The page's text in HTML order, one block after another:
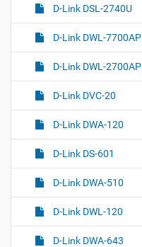
D-Link DSL-2740U
D-Link DWL-7700AP
D-Link DWL-2700AP
D-Link DVC-20
D-Link DWA-120
D-Link DS-601
D-Link DWA-510
D-Link DWL-120
D-Link DWA-643